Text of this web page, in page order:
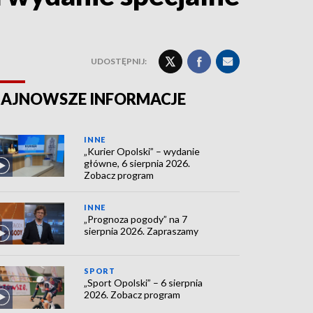
UDOSTĘPNIJ:
INFORMACJE
INNE
„Kurier Opolski” – wydanie
główne, 6 sierpnia 2026.
Zobacz program
INNE
„Prognoza pogody” na 7
sierpnia 2026. Zapraszamy
SPORT
„Sport Opolski” – 6 sierpnia
2026. Zobacz program